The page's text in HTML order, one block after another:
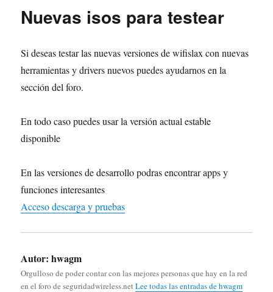
Nuevas isos para testear
Si deseas testar las nuevas versiones de wifislax con nuevas
herramientas y drivers nuevos puedes ayudarnos en la
sección del foro.
En todo caso puedes usar la versión actual estable
disponible
En las versiones de desarrollo podras encontrar apps y
funciones interesantes
Acceso descarga y pruebas
Autor: hwagm
Orgulloso de poder contar con las mejores personas que hay en la red
en el foro de seguridadwireless.netLee todas las entradas de hwagm